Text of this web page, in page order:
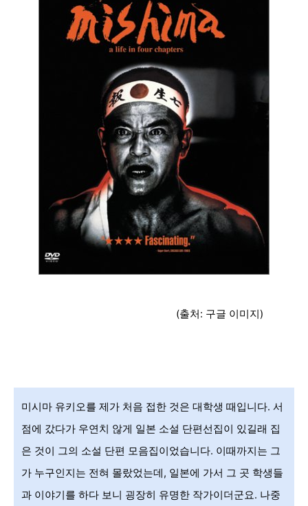
(출처: 구글 이미지)
미시마 유키오를 제가 처음 접한 것은 대학생 때입니다. 서
점에 갔다가 우연치 않게 일본 소설 단편선집이 있길래 집
은 것이 그의 소설 단편 모음집이었습니다. 이때까지는 그
가 누구인지는 전혀 몰랐었는데, 일본에 가서 그 곳 학생들
과 이야기를 하다 보니 굉장히 유명한 작가이더군요. 나중